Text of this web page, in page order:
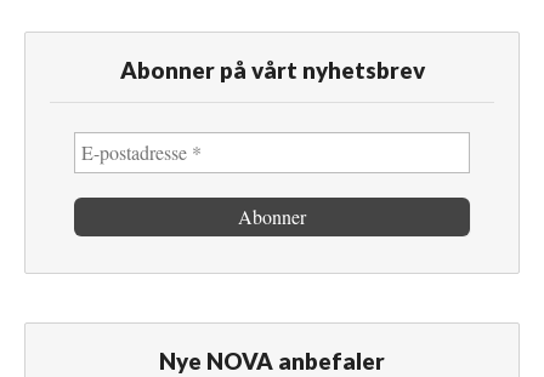
Abonner på vårt nyhetsbrev
Nye NOVA anbefaler